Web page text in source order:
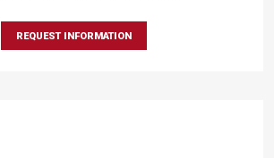
REQUEST INFORMATION